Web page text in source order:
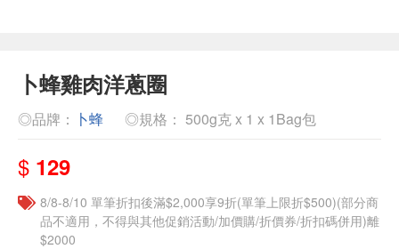
卜蜂雞肉洋蔥圈
◎品牌： 卜蜂 ◎規格： 500g克 x 1 x 1Bag包
$ 129
8/8-8/10 單筆折扣後滿$2,000享9折(單筆上限折$500)(部分商
品不適用，不得與其他促銷活動/加價購/折價券/折扣碼併用)離
$2000